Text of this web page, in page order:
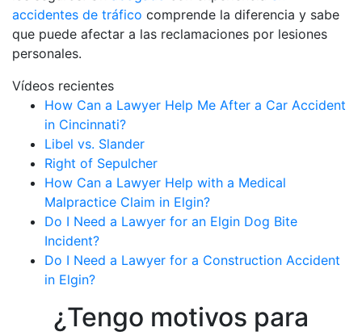
accidentes de tráfico comprende la diferencia y sabe
que puede afectar a las reclamaciones por lesiones
personales.
Vídeos recientes
How Can a Lawyer Help Me After a Car Accident
in Cincinnati?
Libel vs. Slander
Right of Sepulcher
How Can a Lawyer Help with a Medical
Malpractice Claim in Elgin?
Do I Need a Lawyer for an Elgin Dog Bite
Incident?
Do I Need a Lawyer for a Construction Accident
in Elgin?
¿Tengo motivos para